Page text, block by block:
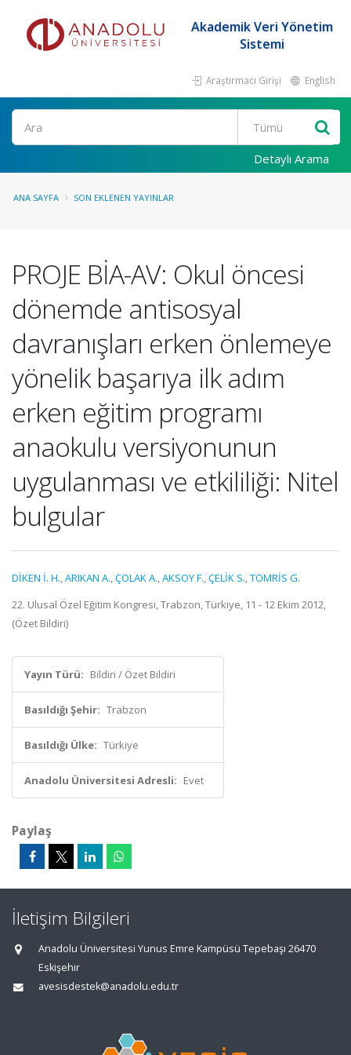
Akademik Veri Yönetim
Sistemi
Araştırmacı Girişi English
Ara
Detaylı Arama
ANA SAYFA SON EKLENEN YAYINLAR
PROJE BİA-AV: Okul öncesi
dönemde antisosyal
davranışları erken önlemeye
yönelik başarıya ilk adım
erken eğitim programı
anaokulu versiyonunun
uygulanması ve etkililiği: Nitel
bulgular
DİKEN İ. H.,ARIKAN A.,ÇOLAK A.,AKSOY F.,ÇELİK S.,TOMRİS G.
22. Ulusal Özel Eğitim Kongresi, Trabzon, Türkiye, 11 - 12 Ekim 2012,
(Özet Bildiri)
Yayın Türü: Bildiri / Özet Bildiri
Basıldığı Şehir: Trabzon
Basıldığı Ülke: Türkiye
Anadolu Üniversitesi Adresli: Evet
Paylaş
İletişim Bilgileri
Anadolu Üniversitesi Yunus Emre Kampüsü Tepebaşı 26470
Eskişehir
avesisdestek@anadolu.edu.tr